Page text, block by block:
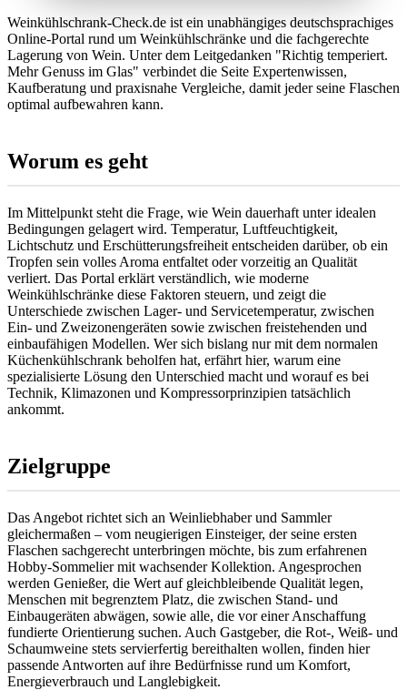
Weinkühlschrank-Check.de ist ein unabhängiges deutschsprachiges
Online-Portal rund um Weinkühlschränke und die fachgerechte
Lagerung von Wein. Unter dem Leitgedanken "Richtig temperiert.
Mehr Genuss im Glas" verbindet die Seite Expertenwissen,
Kaufberatung und praxisnahe Vergleiche, damit jeder seine Flaschen
optimal aufbewahren kann.
Worum es geht
Im Mittelpunkt steht die Frage, wie Wein dauerhaft unter idealen
Bedingungen gelagert wird. Temperatur, Luftfeuchtigkeit,
Lichtschutz und Erschütterungsfreiheit entscheiden darüber, ob ein
Tropfen sein volles Aroma entfaltet oder vorzeitig an Qualität
verliert. Das Portal erklärt verständlich, wie moderne
Weinkühlschränke diese Faktoren steuern, und zeigt die
Unterschiede zwischen Lager- und Servicetemperatur, zwischen
Ein- und Zweizonengeräten sowie zwischen freistehenden und
einbaufähigen Modellen. Wer sich bislang nur mit dem normalen
Küchenkühlschrank beholfen hat, erfährt hier, warum eine
spezialisierte Lösung den Unterschied macht und worauf es bei
Technik, Klimazonen und Kompressorprinzipien tatsächlich
ankommt.
Zielgruppe
Das Angebot richtet sich an Weinliebhaber und Sammler
gleichermaßen – vom neugierigen Einsteiger, der seine ersten
Flaschen sachgerecht unterbringen möchte, bis zum erfahrenen
Hobby-Sommelier mit wachsender Kollektion. Angesprochen
werden Genießer, die Wert auf gleichbleibende Qualität legen,
Menschen mit begrenztem Platz, die zwischen Stand- und
Einbaugeräten abwägen, sowie alle, die vor einer Anschaffung
fundierte Orientierung suchen. Auch Gastgeber, die Rot-, Weiß- und
Schaumweine stets servierfertig bereithalten wollen, finden hier
passende Antworten auf ihre Bedürfnisse rund um Komfort,
Energieverbrauch und Langlebigkeit.